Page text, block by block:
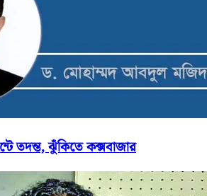
তদন্ত, ঝুঁকিতে কক্সবাজার